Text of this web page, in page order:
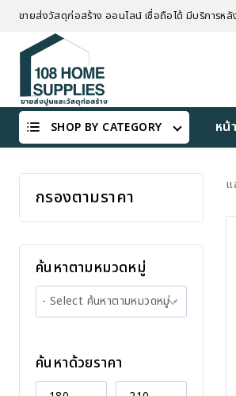
content
ขายส่งวัสดุก่อสร้าง ออนไลน์ เชื่อถือได้ มีบริการห
SHOP BY CATEGORY หน้
แ
กรองตามราคา
ค้นหาตามหมวดหมู่
ค้นหาด้วยราคา